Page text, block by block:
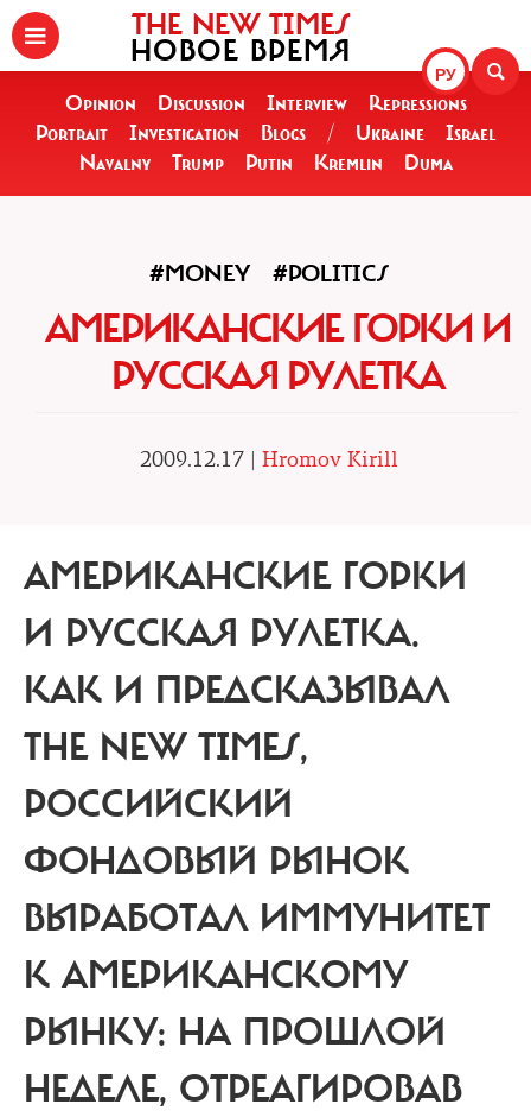
РУ
THE NEW TIMES
НОВОЕ ВРЕМЯ
Opinion Discussion Interview
Repressions
Portrait
Investigation Blogs / Ukraine
Israel
Navalny
Trump Putin Kremlin Duma
#MONEY #POLITICS
АМЕРИКАНСКИЕ ГОРКИ И
РУССКАЯ РУЛЕТКА
2009.12.17 | Hromov Kirill
АМЕРИКАНСКИЕ ГОРКИ
И РУССКАЯ РУЛЕТКА.
КАК И ПРЕДСКАЗЫВАЛ
THE NEW TIMES,
РОССИЙСКИЙ
ФОНДОВЫЙ РЫНОК
ВЫРАБОТАЛ ИММУНИТЕТ
К АМЕРИКАНСКОМУ
РЫНКУ: НА ПРОШЛОЙ
НЕДЕЛЕ, ОТРЕАГИРОВАВ